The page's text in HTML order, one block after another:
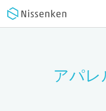
アパレ